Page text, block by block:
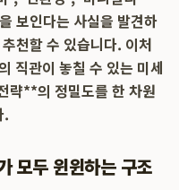
보인다는 사실을 발견하
천할 수 있습니다. 이처
직관이 놓칠 수 있는 미세
략**의 정밀도를 한 차원
.
모두 윈윈하는 구조